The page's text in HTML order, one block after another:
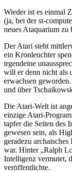
Wieder ist es einmal
(ja, bei der st-
neues Ataquarium zu
Der Atari steht
ein Kronleuchter
irgendeine
will er denn nicht als
erwachsen
und über
Die Atari-Welt ist
einzige Atari-
tapfer die Seiten des
gewesen sein, als
geradezu
war. Hinter „Ralph
Intelligenz vermutet,
veröffentlichte.